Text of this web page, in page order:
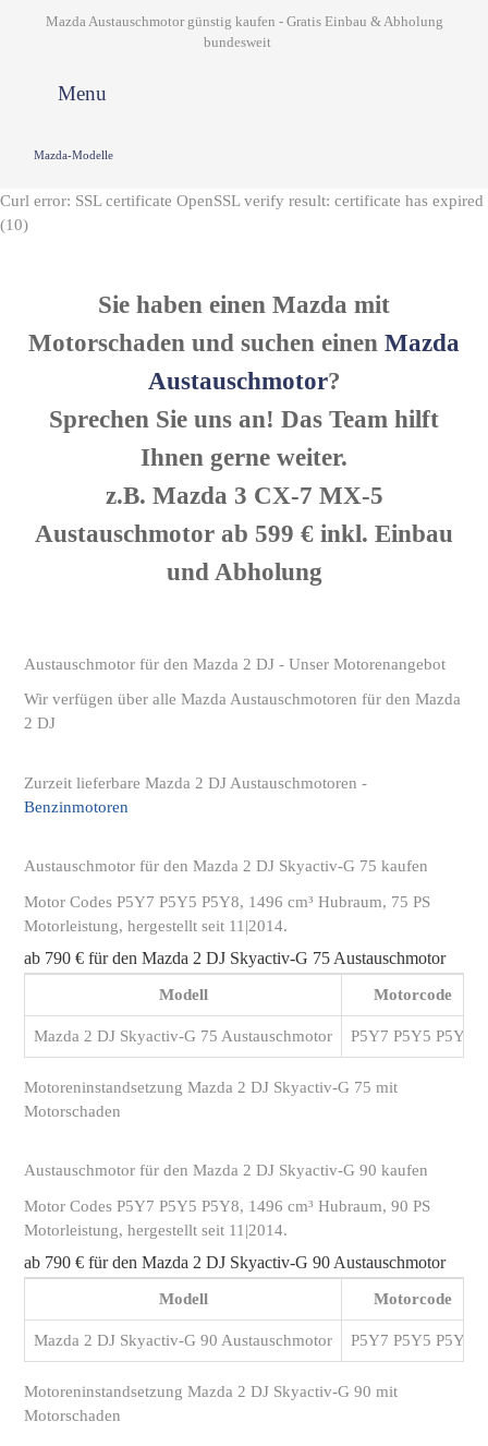
Mazda Austauschmotor günstig kaufen - Gratis Einbau & Abholung
bundesweit
Menu
Mazda-Modelle
Curl error: SSL certificate OpenSSL verify result: certificate has expired
(10)
Sie haben einen Mazda mit
Motorschaden und suchen einen Mazda
Austauschmotor?
Sprechen Sie uns an! Das Team hilft
Ihnen gerne weiter.
z.B. Mazda 3 CX-7 MX-5
Austauschmotor ab 599 € inkl. Einbau
und Abholung
Austauschmotor für den Mazda 2 DJ - Unser Motorenangebot
Wir verfügen über alle Mazda Austauschmotoren für den Mazda
2 DJ
Zurzeit lieferbare Mazda 2 DJ Austauschmotoren -
Benzinmotoren
Austauschmotor für den Mazda 2 DJ Skyactiv-G 75 kaufen
Motor Codes P5Y7 P5Y5 P5Y8, 1496 cm³ Hubraum, 75 PS
Motorleistung, hergestellt seit 11|2014.
ab 790 € für den Mazda 2 DJ Skyactiv-G 75 Austauschmotor
Modell Motorcode
Mazda 2 DJ Skyactiv-G 75 Austauschmotor P5Y7 P5Y5 P5Y8
Motoreninstandsetzung Mazda 2 DJ Skyactiv-G 75 mit
Motorschaden
Austauschmotor für den Mazda 2 DJ Skyactiv-G 90 kaufen
Motor Codes P5Y7 P5Y5 P5Y8, 1496 cm³ Hubraum, 90 PS
Motorleistung, hergestellt seit 11|2014.
ab 790 € für den Mazda 2 DJ Skyactiv-G 90 Austauschmotor
Modell Motorcode
Mazda 2 DJ Skyactiv-G 90 Austauschmotor P5Y7 P5Y5 P5Y8
Motoreninstandsetzung Mazda 2 DJ Skyactiv-G 90 mit
Motorschaden